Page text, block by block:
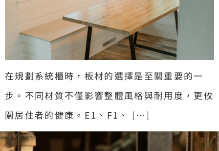
在規劃系統櫃時，板材的選擇是至關重要的一
步。不同材質不僅影響整體風格與耐用度，更攸
關居住者的健康。E1、F1、 […]